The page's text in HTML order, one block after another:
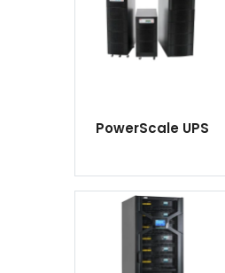
PowerScale UPS